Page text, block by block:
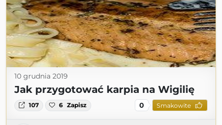
10 grudnia 2019
Jak przygotować karpia na Wigilię
107 6 Zapisz 0 Smakowite